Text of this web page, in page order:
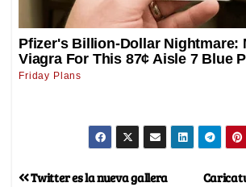
Twitter es la nueva gallera